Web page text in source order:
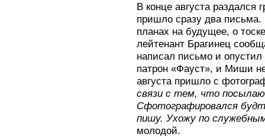
В конце августа раздался
пришло сразу два
планах на будущее, о
лейтенант Брагинец
написал письмо и
патрон «Фауст», и Миши
августа пришло с
связи с тем, что
Сфотографировался
пишу. Ухожу по
молодой.